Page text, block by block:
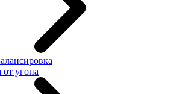
угона